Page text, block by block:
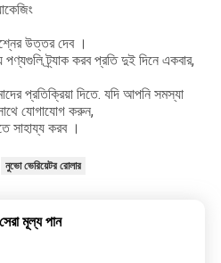
উত্তর দেব ।
ট্র্যাক করব প্রতি দুই দিনে একবার,
প্রতিক্রিয়া দিতে. যদি আপনি সমস্যা
যোগাযোগ করুন,
সাহায্য করব ।
নুভো ভেরিয়েটর রোলার
মূল্য পান